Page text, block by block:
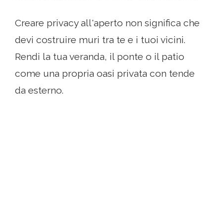
Creare privacy all'aperto non significa che
devi costruire muri tra te e i tuoi vicini.
Rendi la tua veranda, il ponte o il patio
come una propria oasi privata con tende
da esterno.